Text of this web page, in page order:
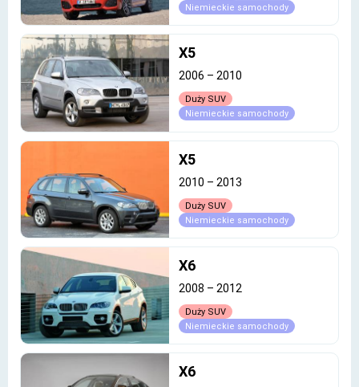
Niemieckie samochody
X5
2006 – 2010
Duży SUV
Niemieckie samochody
X5
2010 – 2013
Duży SUV
Niemieckie samochody
X6
2008 – 2012
Duży SUV
Niemieckie samochody
X6